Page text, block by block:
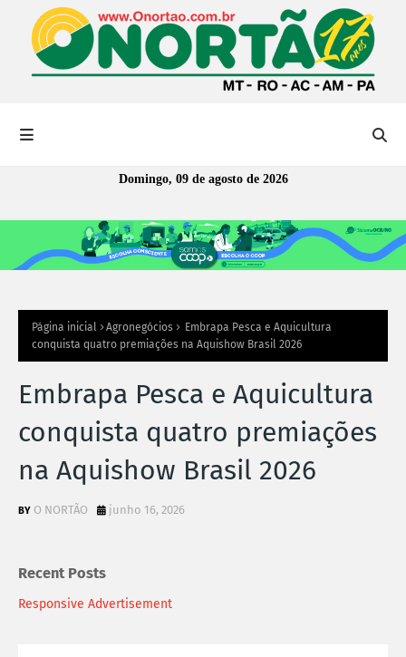
Domingo, 09 de agosto de 2026
Página inicial Agronegócios
Embrapa Pesca e Aquicultura
conquista quatro premiações na Aquishow Brasil 2026
Embrapa Pesca e Aquicultura
conquista quatro premiações
na Aquishow Brasil 2026
O NORTÃO junho 16, 2026
Recent Posts
Responsive Advertisement